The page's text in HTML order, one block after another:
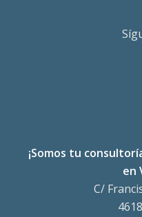
¡Somos tu
en
C/